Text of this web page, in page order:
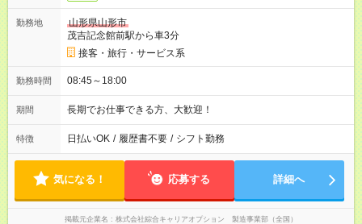
勤務地
山形県山形市
茂吉記念館前駅から車3分
接客・旅行・サービス系
勤務時間 08:45～18:00
期間 長期でお仕事できる方、大歓迎！
特徴 日払いOK / 履歴書不要 / シフト勤務
気になる！ 応募する 詳細へ
掲載元企業名 株式会社綜合キャリアオプション 製造事業部（全国）